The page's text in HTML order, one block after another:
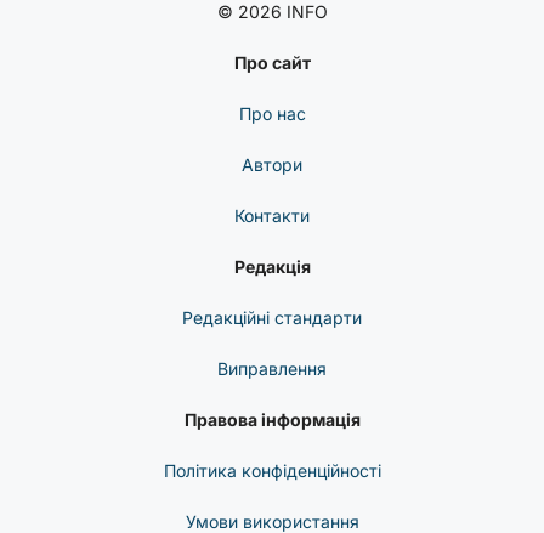
© 2026 INFO
Про сайт
Про нас
Автори
Контакти
Редакція
Редакційні стандарти
Виправлення
Правова інформація
Політика конфіденційності
Умови використання